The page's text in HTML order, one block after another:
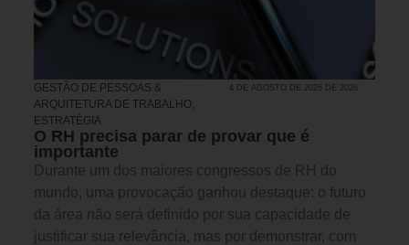
GESTÃO DE PESSOAS &
ARQUITETURA DE TRABALHO
ESTRATÉGIA
4 DE AGOSTO DE 2026 DE 2026
O RH precisa parar de provar que é
importante
Durante um dos maiores congressos de RH do
mundo, uma provocação ganhou destaque: o futuro
da área não será definido por sua capacidade de
justificar sua relevância, mas por demonstrar, com